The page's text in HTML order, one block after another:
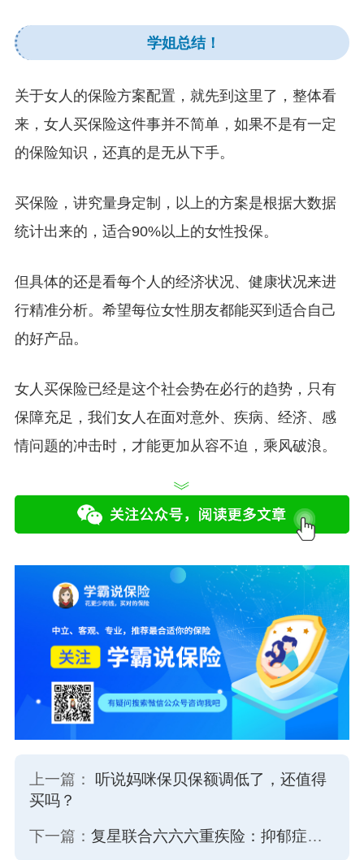
学姐总结！
关于女人的保险方案配置，就先到这里了，整体看
来，女人买保险这件事并不简单，如果不是有一定
的保险知识，还真的是无从下手。
买保险，讲究量身定制，以上的方案是根据大数据
统计出来的，适合90%以上的女性投保。
但具体的还是看每个人的经济状况、健康状况来进
行精准分析。希望每位女性朋友都能买到适合自己
的好产品。
女人买保险已经是这个社会势在必行的趋势，只有
保障充足，我们女人在面对意外、疾病、经济、感
情问题的冲击时，才能更加从容不迫，乘风破浪。
上一篇： 听说妈咪保贝保额调低了，还值得
买吗？
下一篇： 复星联合六六六重疾险：抑郁症、乙肝大小三阳投保福音